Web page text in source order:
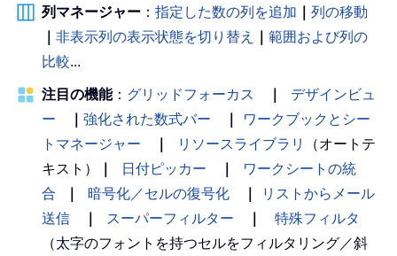
列マネージャー ： 指定した数の列を追加 ｜ 列の移動
｜ 非表示列の表示状態を切り替え ｜ 範囲および列の
比較...
注目の機能： グリッドフォーカス ｜
デザインビュ
ー
｜ 強化された数式バー ｜
ワークブックとシー
トマネージャー
｜ リソースライブラリ
（オートテ
キスト）
｜ 日付ピッカー ｜
ワークシートの統
合
｜ 暗号化／セルの復号化 ｜
リストからメール
送信
｜ スーパーフィルター ｜
特殊フィルタ
（太字のフォントを持つセルをフィルタリング／斜